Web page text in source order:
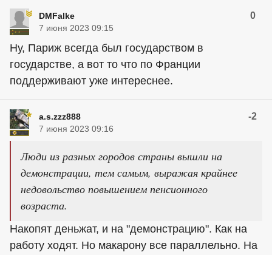
DMFalke 0
7 июня 2023 09:15
Ну, Париж всегда был государством в
государстве, а вот то что по Франции
поддерживают уже интереснее.
a.s.zzz888 -2
7 июня 2023 09:16
Люди из разных городов страны вышли на
демонстрации, тем самым, выражая крайнее
недовольство повышением пенсионного
возраста.
Накопят деньжат, и на "демонстрацию". Как на
работу ходят. Но макарону все параллельно. На